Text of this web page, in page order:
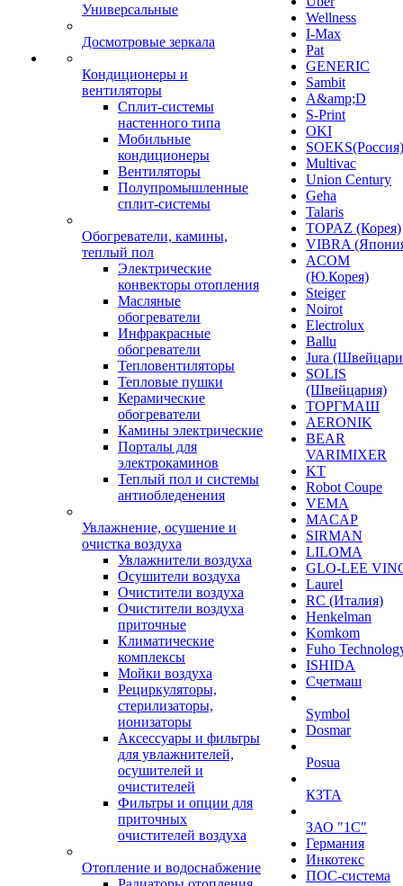
Универсальные
Досмотровые зеркала
Кондиционеры и
вентиляторы
Сплит-системы
настенного типа
Мобильные
кондиционеры
Вентиляторы
Полупромышленные
сплит-системы
Обогреватели, камины,
теплый пол
Электрические
конвекторы отопления
Масляные
обогреватели
Инфракрасные
обогреватели
Тепловентиляторы
Тепловые пушки
Керамические
обогреватели
Камины электрические
Порталы для
электрокаминов
Теплый пол и системы
антиобледенения
Увлажнение, осушение и
очистка воздуха
Увлажнители воздуха
Осушители воздуха
Очистители воздуха
Очистители воздуха
приточные
Климатические
комплексы
Мойки воздуха
Рециркуляторы,
стерилизаторы,
ионизаторы
Аксессуары и фильтры
для увлажнителей,
осушителей и
очистителей
Фильтры и опции для
приточных
очистителей воздуха
Отопление и водоснабжение
Wellness
I-Max
Pat
GENERIC
Sambit
A&amp;D
S-Print
OKI
SOEKS(Россия)
Multivac
Union Century
Geha
Talaris
TOPAZ (Корея)
VIBRA
ACOM
(Ю.Корея)
Steiger
Noirot
Electrolux
Ballu
Jura
SOLIS
(Швейцария)
ТОРГМАШ
AERONIK
BEAR
VARIMIXER
KT
Robot Coupe
VEMA
MACAP
SIRMAN
LILOMA
GLO-LEE
Laurel
RC (Италия)
Henkelman
Komkom
Fuho
ISHIDA
Счетмаш
Symbol
Dosmar
Posua
КЗТА
ЗАО "1С"
Германия
Инкотекс
ПОС-система